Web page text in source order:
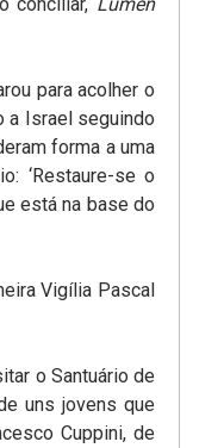
para acolher o
a Israel seguindo
forma a uma
‘Restaure-se o
está na base do
Vigília Pascal
o Santuário de
uns jovens que
Cuppini, de